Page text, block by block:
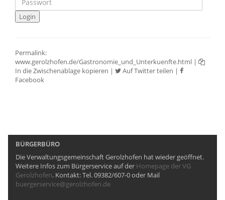
Permalink:
www.gerolzhofen.de/Gastronomie_und_Unterkuenfte.html |
In die Zwischenablage kopieren | Auf Twitter teilen |
Facebook
BÜRGERBÜRO
Die Verwaltungsgemeinschaft Gerolzhofen hat wieder geöffnet.
Weitere Infos zum Bürgerservice auf der Homepage der VG
Gerolzhofen. Kontakt: Tel. 09382/607-0 oder Mail
buergerservice@gerolzhofen.de